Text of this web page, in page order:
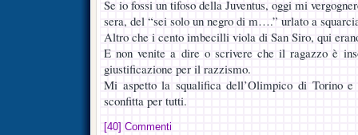
Se io fossi un tifoso della Juventus, oggi mi
sera, del “sei solo un negro di m….” urlato a
Altro che i cento imbecilli viola di San Siro, qui
E non venite a dire o scrivere che il ragazzo è
giustificazione per il razzismo.
Mi aspetto la squalifica dell’Olimpico di Torino e
sconfitta per tutti.
[40] Commenti